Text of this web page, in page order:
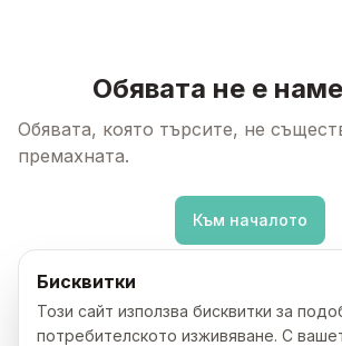
Обявата не е
Обявата, която търсите, не
премахната.
Към началото
Бисквитки
Този сайт използва бисквитки за
потребителското изживяване. С